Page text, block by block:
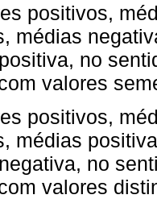
positivos,
médias
no
valores
positivos,
médias
no
valores